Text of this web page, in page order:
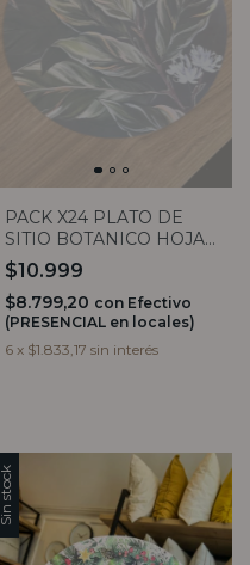
PACK X24 PLATO DE
SITIO BOTANICO HOJAS
VERDES
$10.999
$8.799,20 con Efectivo
(PRESENCIAL en locales)
6 x $1.833,17 sin interés
Sin stock